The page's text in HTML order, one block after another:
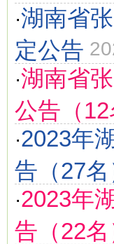
·湖南省
定公告
·湖南省
公告（12
·2023年
告（27名
·2023年
告（22名